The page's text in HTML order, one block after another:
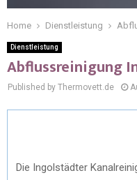
Home Dienstleistung
Dienstleistung
Abflussreinigung
Published by Thermovett.de
Die Ingolstädter